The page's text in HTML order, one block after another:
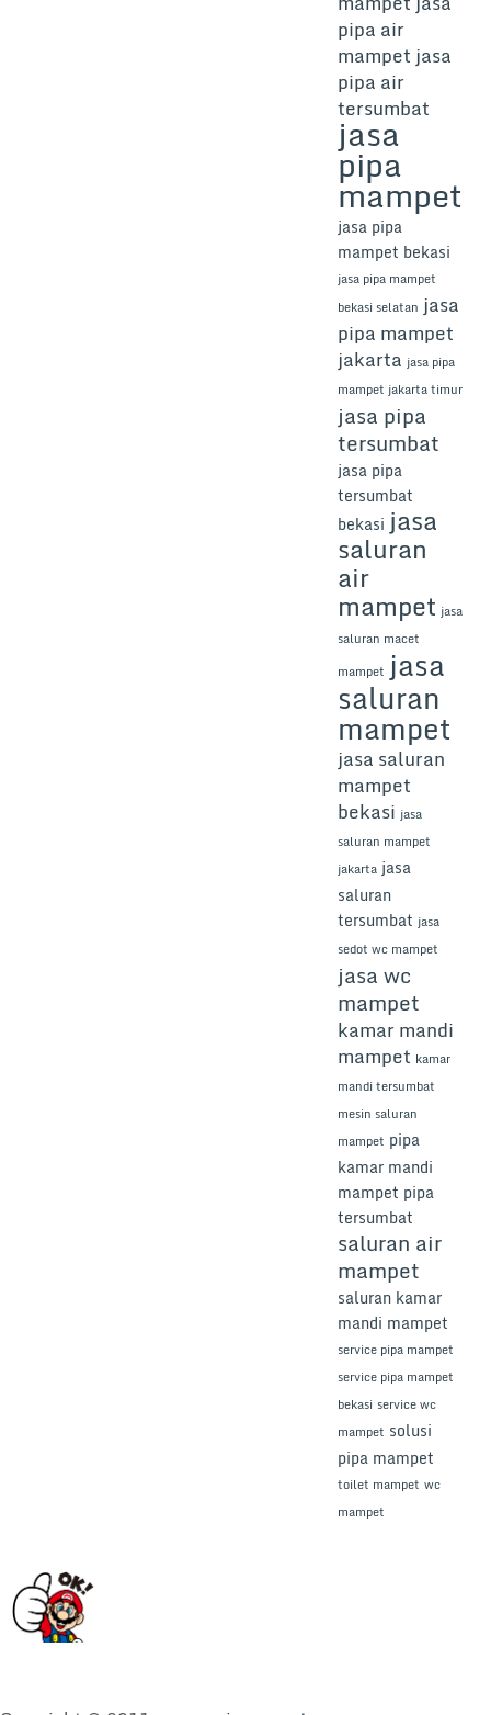
pipa air
mampet jasa
pipa air
tersumbat
jasa
pipa
mampet
jasa pipa
mampet bekasi
jasa pipa mampet
bekasi selatan jasa
pipa mampet
jakarta jasa pipa
mampet jakarta timur
jasa pipa
tersumbat
jasa pipa
tersumbat
bekasi jasa
saluran
air
mampet jasa
saluran macet
mampet jasa
saluran
mampet
jasa saluran
mampet
bekasi jasa
saluran mampet
jakarta jasa
saluran
tersumbat jasa
sedot wc mampet
jasa wc
mampet
kamar mandi
mampet kamar
mandi tersumbat
mesin saluran
mampet pipa
kamar mandi
mampet pipa
tersumbat
saluran air
mampet
saluran kamar
mandi mampet
service pipa mampet
service pipa mampet
bekasi service wc
mampet solusi
pipa mampet
toilet mampet wc
mampet